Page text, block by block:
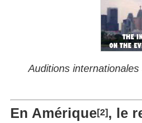
Auditions
En Amérique[2], le